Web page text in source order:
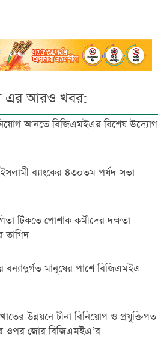
এর আরও খবর:
আনতে বিজিএমইএর বিশেষ উদ্যোগ
ইসলামী ব্যাংকের ৪৩০তম পর্ষদ সভা
টিকতে পোশাক কর্মীদের দক্ষতা
তাগিদ
বন্যাদুর্গত মানুষের পাশে বিজিএমইএ
উন্নয়নে চীনা বিনিয়োগ ও প্রযুক্তিগত
ওপর জোর বিজিএমইএ’র